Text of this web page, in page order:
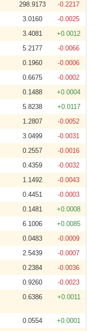
298.9173
-0.2217
3.0160
-0.0025
3.4081
+0.0012
5.2177
-0.0066
0.1960
-0.0006
0.6675
-0.0002
0.1488
+0.0004
5.8238
+0.0117
1.2807
-0.0052
3.0499
-0.0031
0.2557
-0.0016
0.4359
-0.0032
1.1492
-0.0043
0.4451
-0.0003
0.1481
+0.0008
6.1006
+0.0085
0.0483
-0.0009
2.5439
-0.0007
0.2384
-0.0036
0.9260
-0.0023
0.6386 +0.0011
0.0554
+0.0001